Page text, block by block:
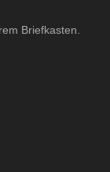
Briefkasten.